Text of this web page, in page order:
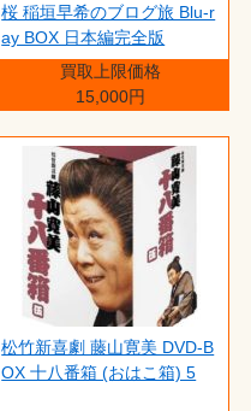
桜 稲垣早希のブログ旅 Blu-r
ay BOX 日本編完全版
買取上限価格
15,000円
松竹新喜劇 藤山寛美 DVD-B
OX 十八番箱 (おはこ箱) 5